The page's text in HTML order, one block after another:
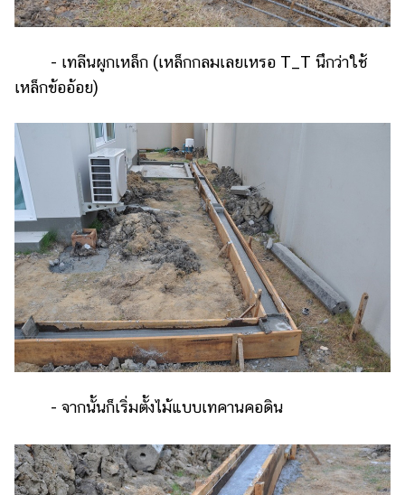
- เทลีนผูกเหล็ก (เหล็กกลมเลยเหรอ T_T นึกว่าใช้
เหล็กข้ออ้อย)
- จากนั้นก็เริ่มตั้งไม้แบบเทคานคอดิน